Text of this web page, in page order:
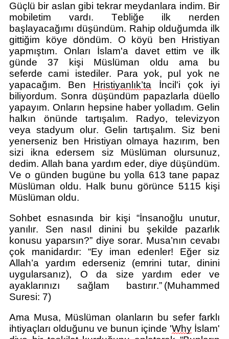
Güçlü bir aslan gibi tekrar meydanlara indim. Bir
mobiletim vardı. Tebliğe ilk nerden
başlayacağımı düşündüm. Rahip olduğumda ilk
gittiğim köye döndüm. O köyü ben Hristiyan
yapmıştım. Onları İslam'a davet ettim ve ilk
günde 37 kişi Müslüman oldu ama bu
seferdecami istediler. Para yok, pul yok ne
yapacağım.
Ben Hristiyanlık’ta İncil'i çok iyi
biliyordum. Sonra düşündüm papazlarla düello
yapayım. Onların hepsine haber yolladım. Gelin
halkın önünde tartışalım. Radyo, televizyon
veya stadyum olur. Gelin tartışalım. Siz beni
yenerseniz ben Hristiyan olmaya hazırım, ben
sizi ikna edersem siz Müslüman olursunuz,
dedim. Allah bana yardım eder, diye düşündüm.
Ve o günden bugüne bu yolla 613 tane papaz
Müslüman oldu. Halk bunu görünce 5115 kişi
Müslüman oldu.
Sohbet esnasında bir kişi “İnsanoğlu unutur,
yanılır. Sen nasıl dinini bu şekilde pazarlık
konusu yaparsın?” diye sorar. Musa’nın cevabı
çok manidardır: “Ey iman edenler! Eğer siz
Allah’a yardım ederseniz (emrini tutar, dinini
uygularsanız), O da size yardım eder ve
ayaklarınızı sağ lam bastırır.” (Muhammed
Suresi: 7)
Ama Musa, Müslüman olanların bu sefer farklı
ihtiyaçları olduğunu ve bunun içinde 'Why İslam'